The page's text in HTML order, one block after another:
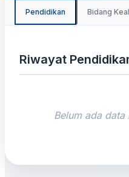
Pendidikan Bidang
Riwayat
Belum ada